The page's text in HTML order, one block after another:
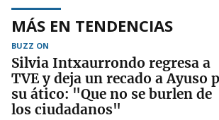
MÁS EN TENDENCIAS
BUZZ ON
Silvia Intxaurrondo regresa a
TVE y deja un recado a Ayuso
su ático: "Que no se burlen de
los ciudadanos"